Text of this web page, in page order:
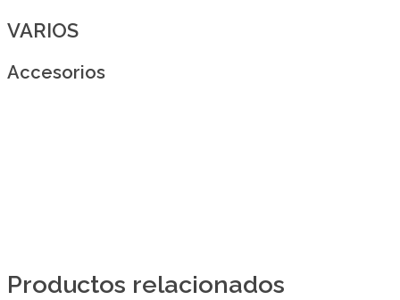
VARIOS
Accesorios
Productos relacionados